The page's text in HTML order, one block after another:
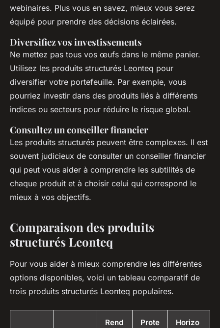
webinaires. Plus vous en savez, mieux vous serez
équipé pour prendre des décisions éclairées.
Diversifiez vos investissements
Ne mettez pas tous vos œufs dans le même panier.
Utilisez les produits structurés Leonteq pour
diversifier votre portefeuille. Par exemple, vous
pourriez investir dans des produits liés à différents
indices ou secteurs pour réduire le risque global.
Consultez un conseiller financier
Les produits structurés peuvent être complexes. Il est
souvent judicieux de consulter un conseiller financier
qui peut vous aider à comprendre les subtilités de
chaque produit et à choisir celui qui correspond le
mieux à vos objectifs.
Comparaison des produits
structurés Leonteq
Pour vous aider à mieux comprendre les différentes
options disponibles, voici un tableau comparatif de
trois produits structurés Leonteq populaires.
Rend
Prote
Horizo